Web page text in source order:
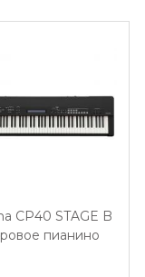
CP40 STAGE B
пианино